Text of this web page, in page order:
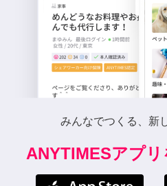
みんなでつくる、新
ANYTIMESアプ